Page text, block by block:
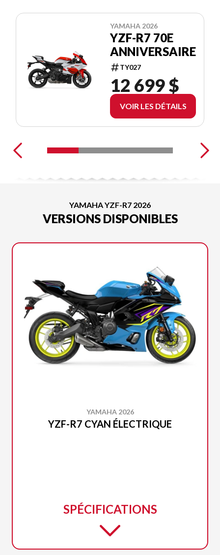
YAMAHA 2026
YZF-R7 70E
ANNIVERSAIRE
TY027
12 699 $
VOIR LES DÉTAILS
YAMAHA YZF-R7 2026
VERSIONS DISPONIBLES
YAMAHA 2026
YZF-R7 CYAN ÉLECTRIQUE
SPÉCIFICATIONS